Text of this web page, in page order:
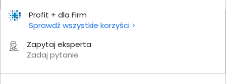
Profit + dla Firm
Sprawdź wszystkie korzyści
Zapytaj eksperta
Zadaj pytanie